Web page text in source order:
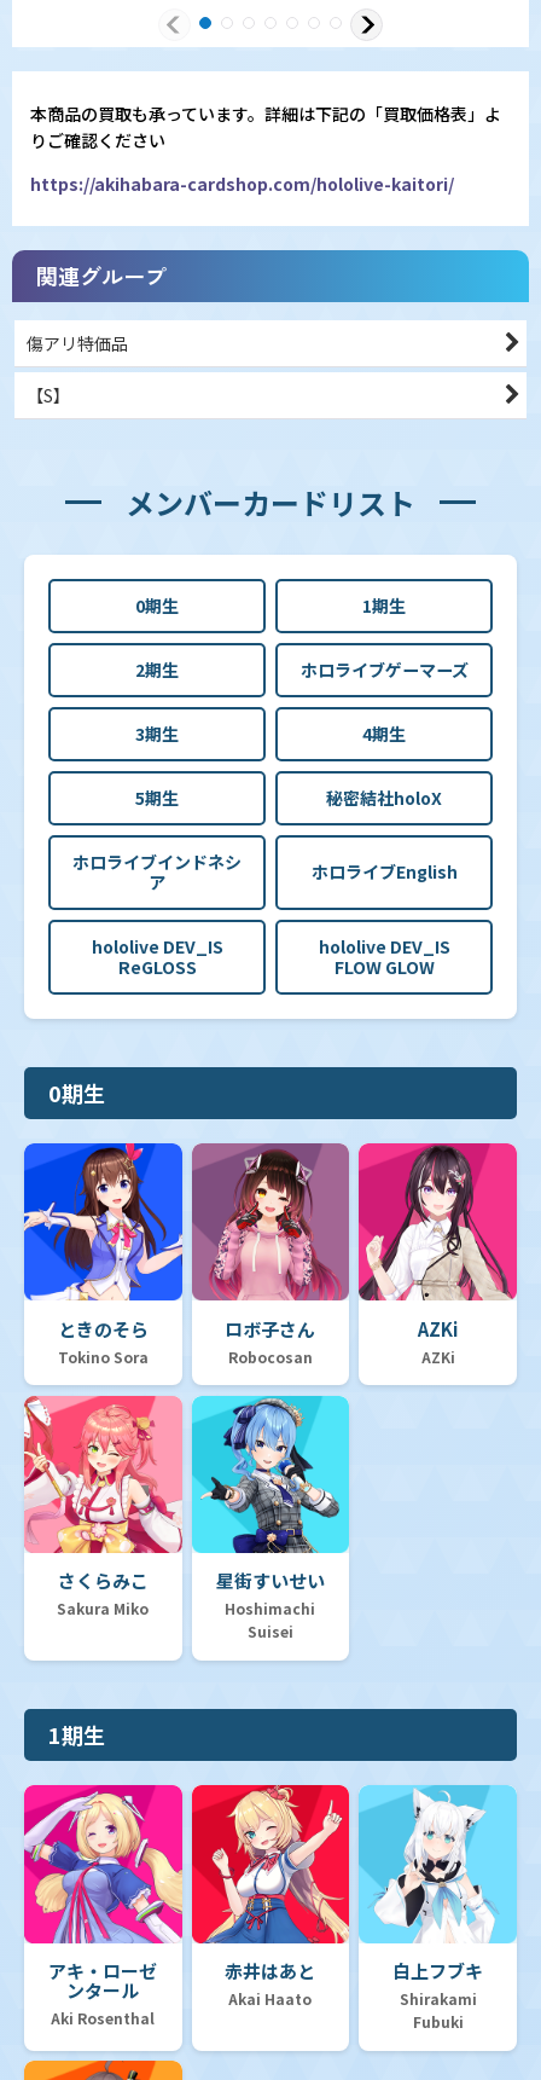
本商品の買取も承っています。詳細は下記の「買取価格表」よ
りご確認ください
https://akihabara-cardshop.com/hololive-kaitori/
関連グループ
傷アリ特価品
【S】
メンバーカードリスト
0期生 1期生
2期生 ホロライブゲーマーズ
3期生 4期生
5期生 秘密結社holoX
ホロライブインドネシ
ア
ホロライブEnglish
hololive DEV_IS
ReGLOSS
hololive DEV_IS
FLOW GLOW
0期生
ときのそら
Tokino Sora
ロボ子さん
Robocosan
AZKi
AZKi
さくらみこ
Sakura Miko
星街すいせい
Hoshimachi
Suisei
1期生
アキ・ローゼ
ンタール
Aki Rosenthal
赤井はあと
Akai Haato
白上フブキ
Shirakami
Fubuki